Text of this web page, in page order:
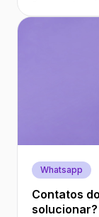
Whatsapp
Contatos
solucionar?